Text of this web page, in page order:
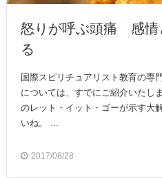
怒りが呼ぶ頭痛 感情
る
国際スピリチュアリスト教育の専
については、すでにご紹介いたし
のレット・イット・ゴーが示す大
いね。 ...
2017/08/28